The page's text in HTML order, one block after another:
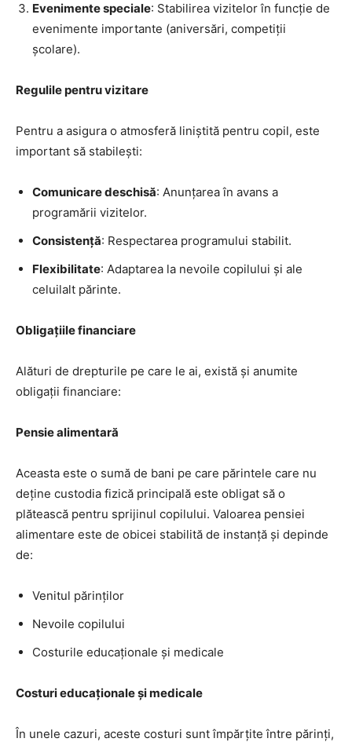
Evenimente speciale: Stabilirea vizitelor în funcție de
evenimente importante (aniversări, competiții
școlare).
Regulile pentru vizitare
Pentru a asigura o atmosferă liniștită pentru copil, este
important să stabilești:
Comunicare deschisă: Anunțarea în avans a
programării vizitelor.
Consistență: Respectarea programului stabilit.
Flexibilitate: Adaptarea la nevoile copilului și ale
celuilalt părinte.
Obligațiile financiare
Alături de drepturile pe care le ai, există și anumite
obligații financiare:
Pensie alimentară
Aceasta este o sumă de bani pe care părintele care nu
deține custodia fizică principală este obligat să o
plătească pentru sprijinul copilului. Valoarea pensiei
alimentare este de obicei stabilită de instanță și depinde
de:
Venitul părinților
Nevoile copilului
Costurile educaționale și medicale
Costuri educaționale și medicale
În unele cazuri, aceste costuri sunt împărțite între părinți,